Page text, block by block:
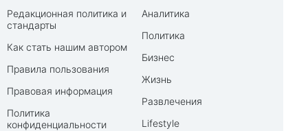
Редакционная политика и
стандарты
Как стать нашим автором
Правила пользования
Правовая информация
Политика
конфиденциальности
Аналитика
Политика
Бизнес
Жизнь
Развлечения
Lifestyle